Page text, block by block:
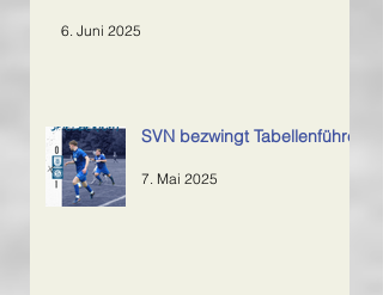
6. Juni 2025
SVN bezwingt Tabellenführer
7. Mai 2025